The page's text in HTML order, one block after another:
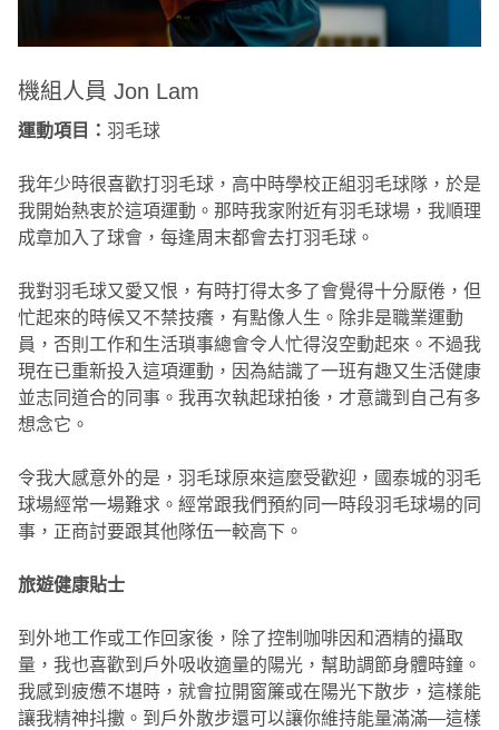
機組人員 Jon Lam
運動項目： 羽毛球
我年少時很喜歡打羽毛球，高中時學校正組羽毛球隊，於是
我開始熱衷於這項運動。那時我家附近有羽毛球場，我順理
成章加入了球會，每逢周末都會去打羽毛球。
我對羽毛球又愛又恨，有時打得太多了會覺得十分厭倦，但
忙起來的時候又不禁技癢，有點像人生。除非是職業運動
員，否則工作和生活瑣事總會令人忙得沒空動起來。不過我
現在已重新投入這項運動，因為結識了一班有趣又生活健康
並志同道合的同事。我再次執起球拍後，才意識到自己有多
想念它。
令我大感意外的是，羽毛球原來這麼受歡迎，國泰城的羽毛
球場經常一場難求。經常跟我們預約同一時段羽毛球場的同
事，正商討要跟其他隊伍一較高下。
旅遊健康貼士
到外地工作或工作回家後，除了控制咖啡因和酒精的攝取
量，我也喜歡到戶外吸收適量的陽光，幫助調節身體時鐘。
我感到疲憊不堪時，就會拉開窗簾或在陽光下散步，這樣能
讓我精神抖擻。到戶外散步還可以讓你維持能量滿滿—這樣